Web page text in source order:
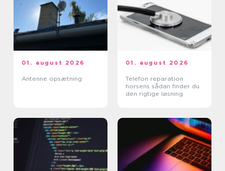
01. august 2026
Antenne opsætning
01. august 2026
Telefon reparation
horsens sådan finder du
den rigtige løsning